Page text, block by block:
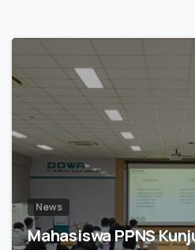
News
Mahasiswa PPNS